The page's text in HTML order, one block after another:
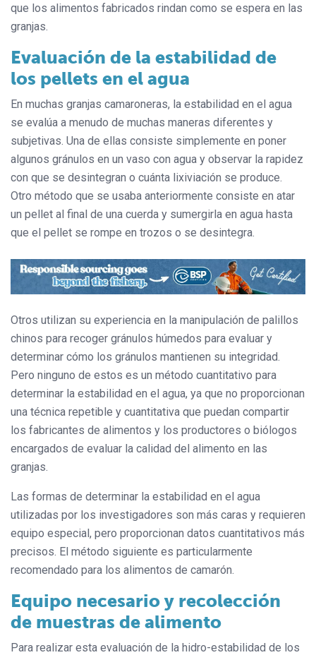
que los alimentos fabricados rindan como se espera en las
granjas.
Evaluación de la estabilidad de
los pellets en el agua
En muchas granjas camaroneras, la estabilidad en el agua
se evalúa a menudo de muchas maneras diferentes y
subjetivas. Una de ellas consiste simplemente en poner
algunos gránulos en un vaso con agua y observar la rapidez
con que se desintegran o cuánta lixiviación se produce.
Otro método que se usaba anteriormente consiste en atar
un pellet al final de una cuerda y sumergirla en agua hasta
que el pellet se rompe en trozos o se desintegra.
Otros utilizan su experiencia en la manipulación de palillos
chinos para recoger gránulos húmedos para evaluar y
determinar cómo los gránulos mantienen su integridad.
Pero ninguno de estos es un método cuantitativo para
determinar la estabilidad en el agua, ya que no proporcionan
una técnica repetible y cuantitativa que puedan compartir
los fabricantes de alimentos y los productores o biólogos
encargados de evaluar la calidad del alimento en las
granjas.
Las formas de determinar la estabilidad en el agua
utilizadas por los investigadores son más caras y requieren
equipo especial, pero proporcionan datos cuantitativos más
precisos. El método siguiente es particularmente
recomendado para los alimentos de camarón.
Equipo necesario y recolección
de muestras de alimento
Para realizar esta evaluación de la hidro-estabilidad de los